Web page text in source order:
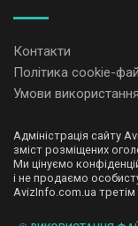
Контакти
Політика cookie-
Умови використання
Адміністрація сайту
зміст розміщених
Ми цінуємо
і не продаємо
AvizInfo.com.ua
деяких сторінках